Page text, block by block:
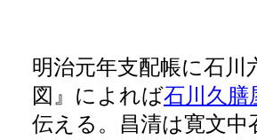
明治元年支配帳に石川
図』によれば石川久膳
伝える。昌清は寛文中